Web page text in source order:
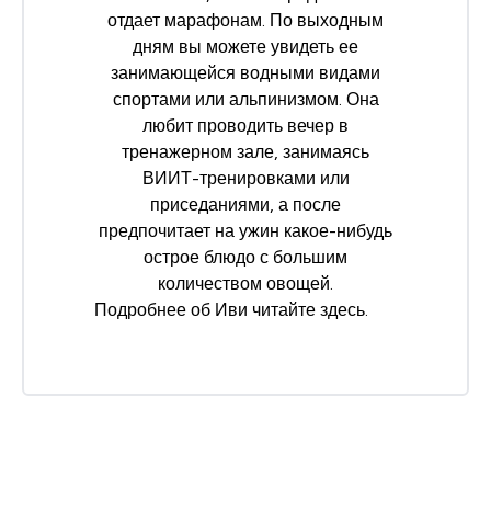
отдает марафонам. По выходным
дням вы можете увидеть ее
занимающейся водными видами
спортами или альпинизмом. Она
любит проводить вечер в
тренажерном зале, занимаясь
ВИИТ-тренировками или
приседаниями, а после
предпочитает на ужин какое-нибудь
острое блюдо с большим
количеством овощей.
Подробнее об Иви читайте здесь